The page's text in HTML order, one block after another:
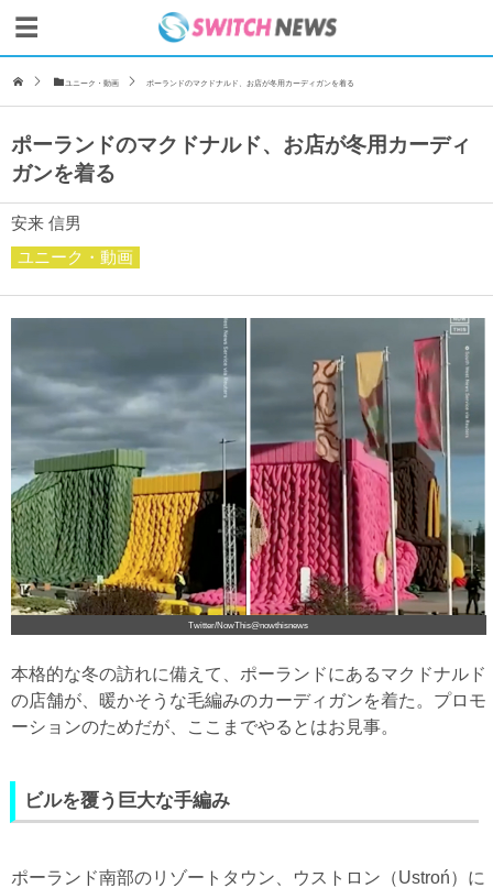
ユニーク・動画 ポーランドのマクドナルド、お店が冬用カーディガンを着る
ポーランドのマクドナルド、お店が冬用カーディ
ガンを着る
安来 信男
ユニーク・動画
Twitter/NowThis@nowthisnews
本格的な冬の訪れに備えて、ポーランドにあるマクドナルド
の店舗が、暖かそうな毛編みのカーディガンを着た。プロモ
ーションのためだが、ここまでやるとはお見事。
ビルを覆う巨大な手編み
ポーランド南部のリゾートタウン、ウストロン（Ustroń）に